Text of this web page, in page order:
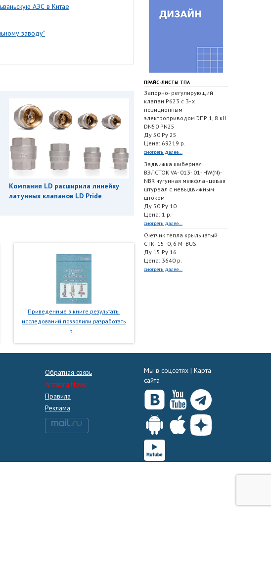
АЭС в Китае
заводу"
Компания LD расширила линейку
латунных клапанов LD Pride
Приведенные в книге результаты
исследований позволили разработать
р...
ПРАЙС-ЛИСТЫ ТПА
Запорно- регулирующий
клапан Р623 с 3- х
позиционным
электроприводом ЭПР 1, 8 кН
DN50 PN25
Ду 50 Ру 25
Цена: 69219 р.
смотреть далее...
Задвижка шиберная
ВЭЛСТОК VA- 013- 01- HW(N)-
NBR чугунная межфланцевая
штурвал с невыдвижным
штоком
Ду 50 Ру 10
Цена: 1 р.
смотреть далее...
Счетчик тепла крыльчатый
СТК- 15- 0, 6 M- BUS
Ду 15 Ру 16
Цена: 3640 р.
смотреть далее...
Обратная связь
Armtorg.News
Правила
Реклама
Мы в соцсетях | Карта
сайта